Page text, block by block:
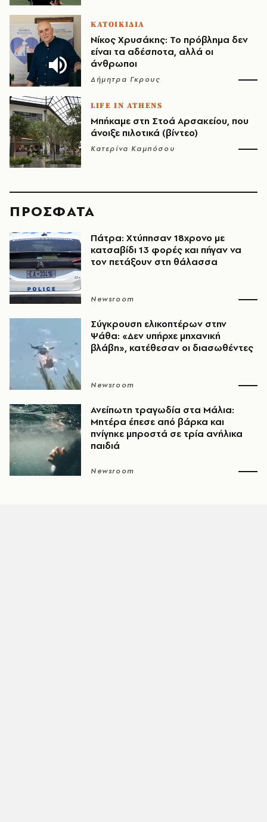
ΚΑΤΟΙΚΙΔΙΑ
Νίκος Χρυσάκης: Το πρόβλημα δεν
είναι τα αδέσποτα, αλλά οι
άνθρωποι
Δήμητρα Γκρους
LIFE IN ATHENS
Μπήκαμε στη Στοά Αρσακείου, που
άνοιξε πιλοτικά (βίντεο)
Κατερίνα Καμπόσου
ΠΡΟΣΦΑΤΑ
Πάτρα: Χτύπησαν 18χρονο με
κατσαβίδι 13 φορές και πήγαν να
τον πετάξουν στη θάλασσα
Newsroom
Σύγκρουση ελικοπτέρων στην
Ψάθα: «Δεν υπήρχε μηχανική
βλάβη», κατέθεσαν οι διασωθέντες
Newsroom
Ανείπωτη τραγωδία στα Μάλια:
Μητέρα έπεσε από βάρκα και
πνίγηκε μπροστά σε τρία ανήλικα
παιδιά
Newsroom